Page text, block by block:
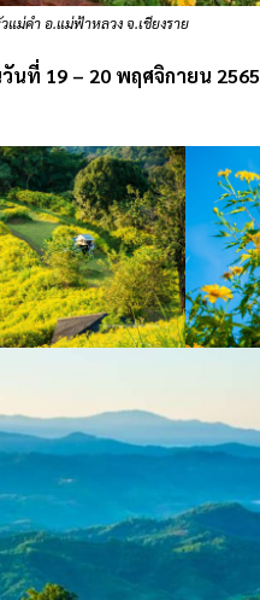
ม่คำ อ.แม่ฟ้าหลวง จ.เชียงราย
ที่ 19 – 20 พฤศจิกายน 2565